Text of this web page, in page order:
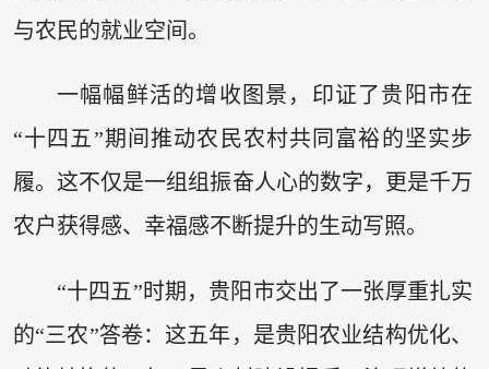
与农民的就业空间。
一幅幅鲜活的增收图景，印证了贵阳市在
“十四五”期间推动农民农村共同富裕的坚实步
履。这不仅是一组组振奋人心的数字，更是千万
农户获得感、幸福感不断提升的生动写照。
“十四五”时期，贵阳市交出了一张厚重扎实
的“三农”答卷：这五年，是贵阳农业结构优化、